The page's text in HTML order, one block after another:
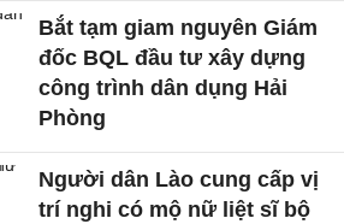
Bắt tạm giam nguyên Giám
đốc BQL đầu tư xây dựng
công trình dân dụng Hải
Phòng
Người dân Lào cung cấp vị
trí nghi có mộ nữ liệt sĩ bộ